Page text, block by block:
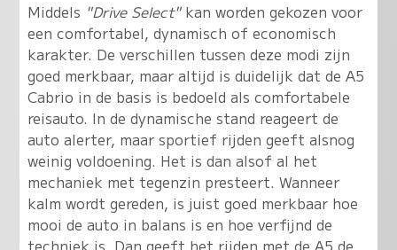
Middels "Drive Select"kan worden gekozen voor
een comfortabel, dynamisch of economisch
karakter. De verschillen tussen deze modi zijn
goed merkbaar, maar altijd is duidelijk dat de A5
Cabrio in de basis is bedoeld als comfortabele
reisauto. In de dynamische stand reageert de
auto alerter, maar sportief rijden geeft alsnog
weinig voldoening. Het is dan alsof al het
mechaniek met tegenzin presteert. Wanneer
kalm wordt gereden, is juist goed merkbaar hoe
mooi de auto in balans is en hoe verfijnd de
techniek is. Dan geeft het rijden met de A5 de